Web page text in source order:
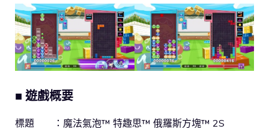
■ 遊戲概要
標題 ：魔法氣泡™ 特趣思™ 俄羅斯方塊™ 2S